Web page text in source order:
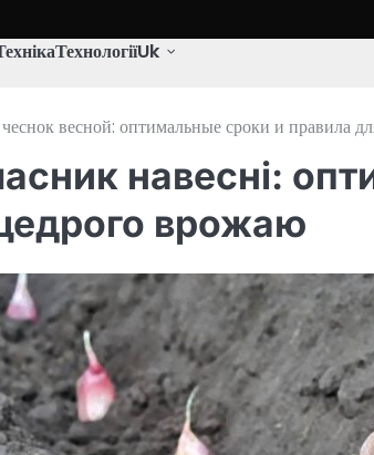
ТехнологіїUk
весной: оптимальные сроки и правила
навесні:
врожаю